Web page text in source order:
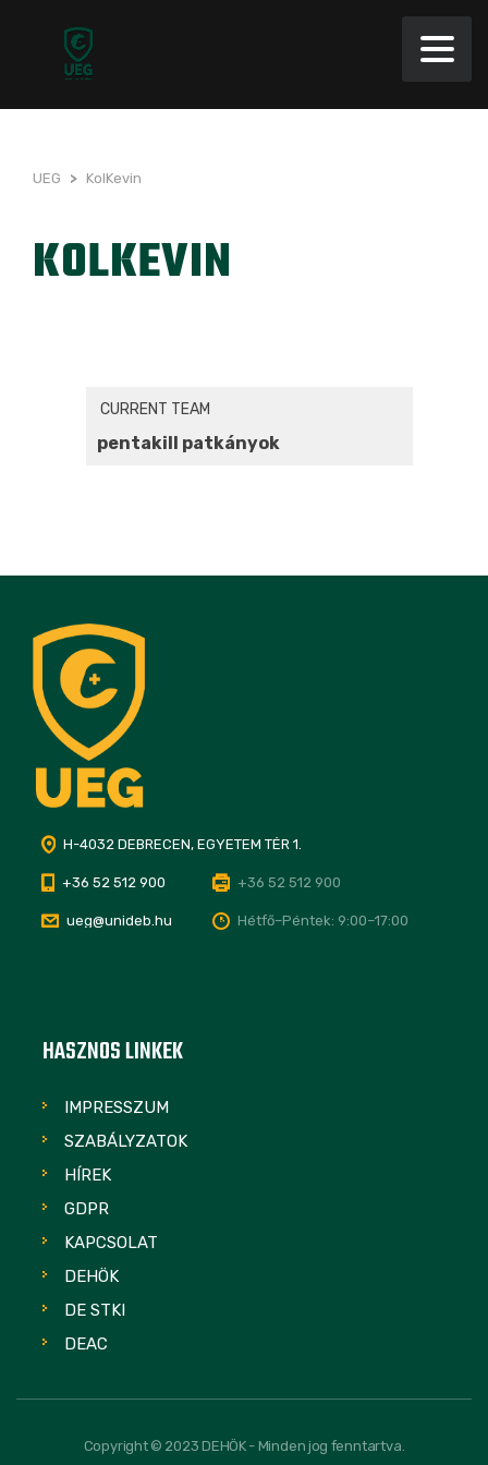
UEG > KolKevin
KOLKEVIN
CURRENT TEAM
pentakill patkányok
H-4032 DEBRECEN, EGYETEM TÉR 1.
+36 52 512 900 +36 52 512 900
ueg@unideb.hu Hétfő–Péntek: 9:00–17:00
HASZNOS LINKEK
IMPRESSZUM
SZABÁLYZATOK
HÍREK
GDPR
KAPCSOLAT
DEHÖK
DE STKI
DEAC
Copyright © 2023 DEHÖK - Minden jog fenntartva.